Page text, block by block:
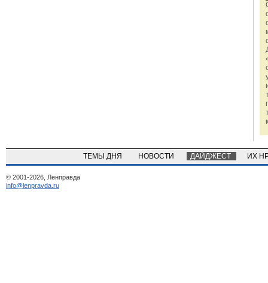
ТЕМЫ ДНЯ НОВОСТИ ДАЙДЖЕСТ ИХ
© 2001-2026, Ленправда
info@lenpravda.ru